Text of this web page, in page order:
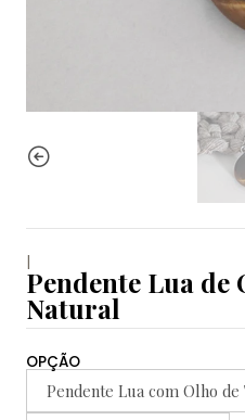
|
Pendente Lua de
Natural
OPÇÃO
Pendente Lua com Olho